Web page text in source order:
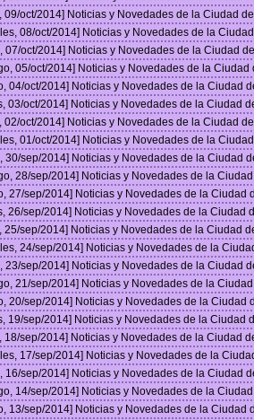
09/oct/2014] Noticias y Novedades de la Ciudad
08/oct/2014] Noticias y Novedades de la
07/oct/2014] Noticias y Novedades de la Ciudad
05/oct/2014] Noticias y Novedades de la
04/oct/2014] Noticias y Novedades de la Ciudad
03/oct/2014] Noticias y Novedades de la Ciudad
02/oct/2014] Noticias y Novedades de la Ciudad
01/oct/2014] Noticias y Novedades de la
30/sep/2014] Noticias y Novedades de la Ciudad
28/sep/2014] Noticias y Novedades de la
27/sep/2014] Noticias y Novedades de la Ciudad
26/sep/2014] Noticias y Novedades de la Ciudad
25/sep/2014] Noticias y Novedades de la Ciudad
24/sep/2014] Noticias y Novedades de la
23/sep/2014] Noticias y Novedades de la Ciudad
21/sep/2014] Noticias y Novedades de la
20/sep/2014] Noticias y Novedades de la Ciudad
19/sep/2014] Noticias y Novedades de la Ciudad
18/sep/2014] Noticias y Novedades de la Ciudad
17/sep/2014] Noticias y Novedades de la
16/sep/2014] Noticias y Novedades de la Ciudad
14/sep/2014] Noticias y Novedades de la
13/sep/2014] Noticias y Novedades de la Ciudad